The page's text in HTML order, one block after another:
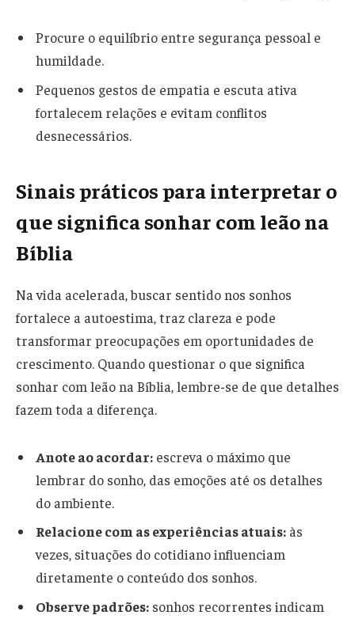
Procure o equilíbrio entre segurança pessoal e
humildade.
Pequenos gestos de empatia e escuta ativa
fortalecem relações e evitam conflitos
desnecessários.
Sinais práticos para interpretar o
que significa sonhar com leão na
Bíblia
Na vida acelerada, buscar sentido nos sonhos
fortalece a autoestima, traz clareza e pode
transformar preocupações em oportunidades de
crescimento. Quando questionar o que significa
sonhar com leão na Bíblia, lembre-se de que detalhes
fazem toda a diferença.
Anote ao acordar: escreva o máximo que
lembrar do sonho, das emoções até os detalhes
do ambiente.
Relacione com as experiências atuais: às
vezes, situações do cotidiano influenciam
diretamente o conteúdo dos sonhos.
Observe padrões: sonhos recorrentes indicam